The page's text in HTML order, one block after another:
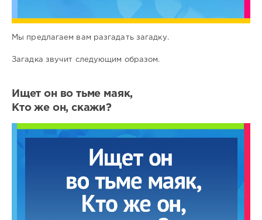
Мы предлагаем вам разгадать загадку.
Загадка звучит следующим образом.
Ищет он во тьме маяк,
Кто же он, скажи?